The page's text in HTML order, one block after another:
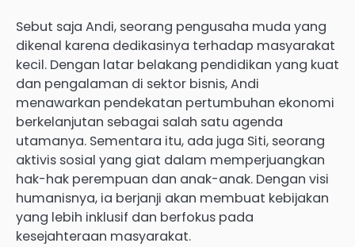
Sebut saja Andi, seorang pengusaha muda yang
dikenal karena dedikasinya terhadap masyarakat
kecil. Dengan latar belakang pendidikan yang kuat
dan pengalaman di sektor bisnis, Andi
menawarkan pendekatan pertumbuhan ekonomi
berkelanjutan sebagai salah satu agenda
utamanya. Sementara itu, ada juga Siti, seorang
aktivis sosial yang giat dalam memperjuangkan
hak-hak perempuan dan anak-anak. Dengan visi
humanisnya, ia berjanji akan membuat kebijakan
yang lebih inklusif dan berfokus pada
kesejahteraan masyarakat.